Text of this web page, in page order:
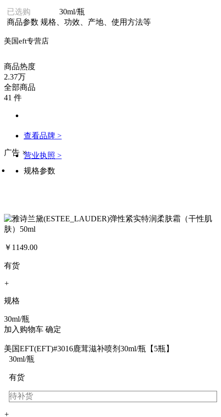
已选购
30ml/瓶
商品参数 规格、功效、产地、使用方法等
美国eft专营店
商品热度
2.37万
全部商品
41 件
查看品牌 >
营业执照 >
广告 ×
规格参数
￥ 1149.00
有货
+
规格
30ml/瓶
加入购物车 确定
美国EFT(EFT)#3016鹿茸滋补喷剂30ml/瓶【5瓶】
30ml/瓶
有货
待补货
+